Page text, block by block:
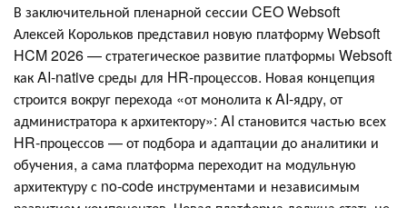
В заключительной пленарной сессии CEO Websoft
Алексей Корольков представил новую платформу Websoft
HCM 2026 — стратегическое развитие платформы Websoft
как AI-native среды для HR-процессов. Новая концепция
строится вокруг перехода «от монолита к AI-ядру, от
администратора к архитектору»: AI становится частью всех
HR-процессов — от подбора и адаптации до аналитики и
обучения, а сама платформа переходит на модульную
архитектуру с no-code инструментами и независимым